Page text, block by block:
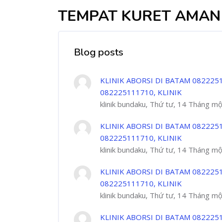
TEMPAT KURET
Blog posts
KLINIK ABORSI DI BATAM
082225111710, KLINIK
klinik bundaku, Thứ tư, 14 Tháng
KLINIK ABORSI DI BATAM
082225111710, KLINIK
klinik bundaku, Thứ tư, 14 Tháng
KLINIK ABORSI DI BATAM
082225111710, KLINIK
klinik bundaku, Thứ tư, 14 Tháng
KLINIK ABORSI DI BATAM